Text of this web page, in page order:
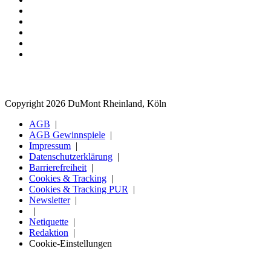
Copyright 2026 DuMont Rheinland, Köln
AGB
AGB Gewinnspiele
Impressum
Datenschutzerklärung
Barrierefreiheit
Cookies & Tracking
Cookies & Tracking PUR
Newsletter
Netiquette
Redaktion
Cookie-Einstellungen